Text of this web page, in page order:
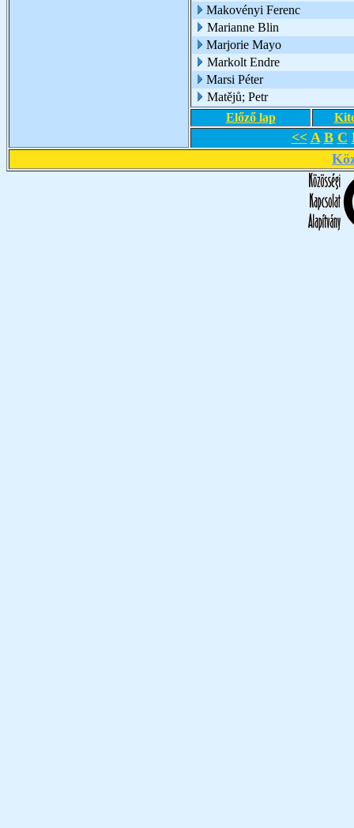
Makovényi Ferenc
Marianne Blin
Marjorie Mayo
Markolt Endre
Marsi Péter
Matějů; Petr
Előző lap
<< A B C